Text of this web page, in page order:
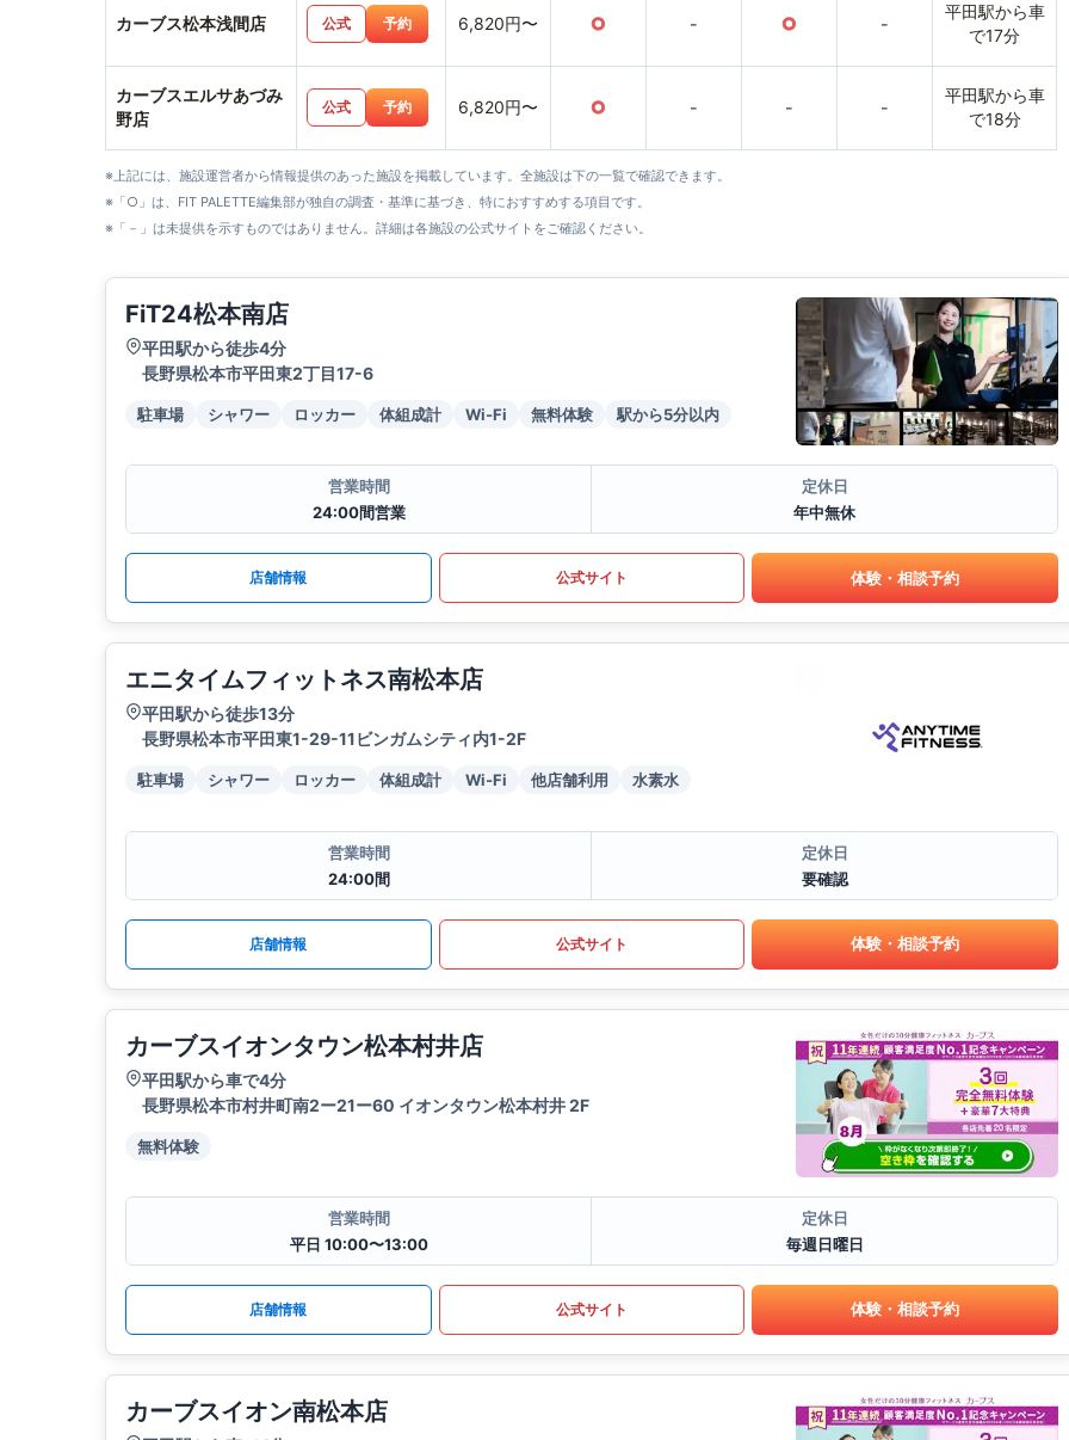
カーブス松本浅間店 公式 予約 6,820円〜 ○ - ○ -
平田駅から車
で17分
カーブスエルサあづみ
野店
公式 予約 6,820円〜 ○ - - -
平田駅から車
で18分
※上記には、施設運営者から情報提供のあった施設を掲載しています。全施設は下の一覧で確認できます。
※「○」は、FIT PALETTE編集部が独自の調査・基準に基づき、特におすすめする項目です。
※「－」は未提供を示すものではありません。詳細は各施設の公式サイトをご確認ください。
FiT24松本南店
平田駅から徒歩4分
長野県松本市平田東2丁目17-6
駐車場 シャワー ロッカー 体組成計 Wi-Fi 無料体験 駅から5分以内
営業時間
24:00間営業
定休日
年中無休
店舗情報 公式サイト 体験・相談予約
エニタイムフィットネス南松本店
平田駅から徒歩13分
長野県松本市平田東1-29-11ビンガムシティ内1-2F
駐車場 シャワー ロッカー 体組成計 Wi-Fi 他店舗利用 水素水
営業時間
24:00間
定休日
要確認
店舗情報 公式サイト 体験・相談予約
カーブスイオンタウン松本村井店
平田駅から車で4分
長野県松本市村井町南2ー21ー60 イオンタウン松本村井 2F
無料体験
営業時間
平日 10:00〜13:00
定休日
毎週日曜日
店舗情報 公式サイト 体験・相談予約
カーブスイオン南松本店